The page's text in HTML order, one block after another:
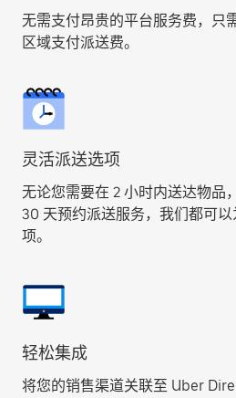
无需支付昂贵的平台服务费，只
区域支付派送费。
灵活派送选项
无论您需要在 2 小时内送达物品
30 天预约派送服务，我们都可
项。
轻松集成
将您的销售渠道关联至 Uber